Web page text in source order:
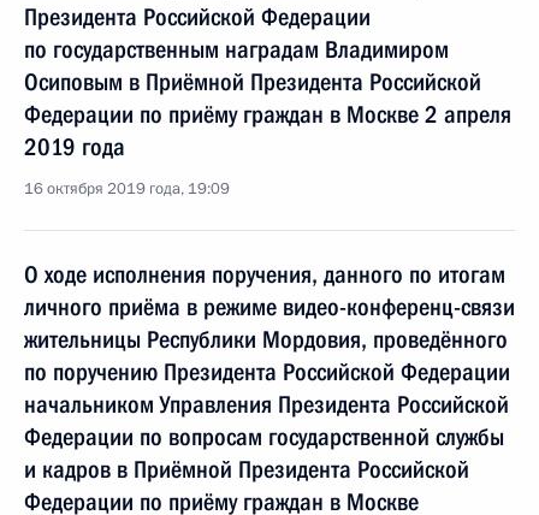
Президента Российской Федерации
по государственным наградам Владимиром
Осиповым в Приёмной Президента Российской
Федерации по приёму граждан в Москве 2 апреля
2019 года
16 октября 2019 года, 19:09
О ходе исполнения поручения, данного по итогам
личного приёма в режиме видео-конференц-связи
жительницы Республики Мордовия, проведённого
по поручению Президента Российской Федерации
начальником Управления Президента Российской
Федерации по вопросам государственной службы
и кадров в Приёмной Президента Российской
Федерации по приёму граждан в Москве